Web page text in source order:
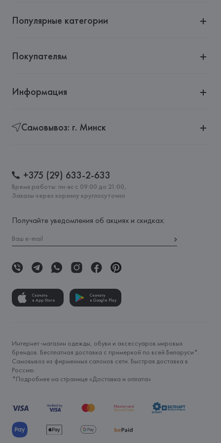
Популярные категории
Покупателям
Информация
Самовывоз: г. Минск
+375 (29) 633-2-633
Время работы: пн-вс с 09:00 до 21:00,
Заказы через корзину круглосуточно
Получайте уведомления об акциях и скидках:
Скачать
в App Store
Скачать
в Google Play
Интернет-магазин одежды, обуви и аксессуаров мировых
брендов. Бесплатная доставка с примеркой по всей Беларуси*.
Самовывоз из фирменных салонов сети. Быстрая доставка в
Россию.
*Подробнее на странице «Доставка и оплата»